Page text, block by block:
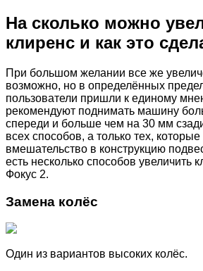
На сколько можно
клиренс и как это
При большом желании все же
возможно, но в определённых
пользователи пришли к единому
рекомендуют поднимать машину
спереди и больше чем на 30 мм
всех способов, а только тех,
вмешательство в конструкцию
есть несколько способов увеличить
Фокус 2.
Замена колёс
Один из вариантов высоких колёс.